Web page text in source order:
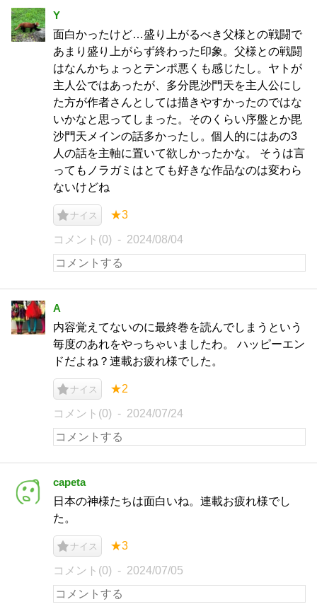
Y
面白かったけど…盛り上がるべき父様との戦闘で
あまり盛り上がらず終わった印象。父様との戦闘
はなんかちょっとテンポ悪くも感じたし。ヤトが
主人公ではあったが、多分毘沙門天を主人公にし
た方が作者さんとしては描きやすかったのではな
いかなと思ってしまった。そのくらい序盤とか毘
沙門天メインの話多かったし。個人的にはあの3
人の話を主軸に置いて欲しかったかな。 そうは言
ってもノラガミはとても好きな作品なのは変わら
ないけどね
ナイス ★3
コメント(0) 2024/08/04
A
内容覚えてないのに最終巻を読んでしまうという
毎度のあれをやっちゃいましたわ。 ハッピーエン
ドだよね？連載お疲れ様でした。
ナイス ★2
コメント(0) 2024/07/24
capeta
日本の神様たちは面白いね。連載お疲れ様でし
た。
ナイス ★3
コメント(0) 2024/07/05